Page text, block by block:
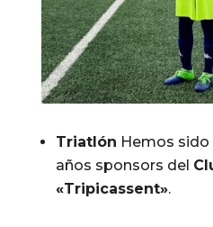
Triatlón Hemos
años sponsors del
«Tripicassent».